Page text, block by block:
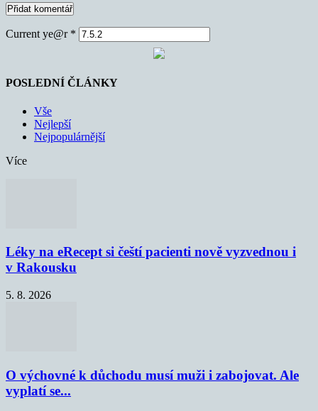
Current ye@r *
POSLEDNÍ ČLÁNKY
Vše
Nejlepší
Nejpopulárnější
Více
Léky na eRecept si čeští pacienti nově vyzvednou i
v Rakousku
5. 8. 2026
O výchovné k důchodu musí muži i zabojovat. Ale
vyplatí se...